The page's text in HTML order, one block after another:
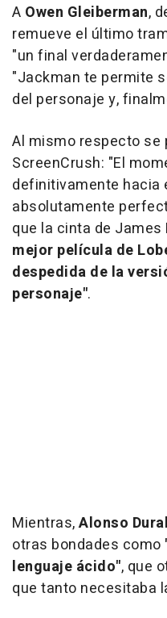
A Owen Gleiberman,
remueve el último
"un final
"Jackman te permite
del personaje y,
Al mismo respecto se
ScreenCrush: "El
definitivamente hacia
absolutamente
que la cinta de James
mejor película de
despedida de la
personaje".
Mientras,Alonso
otras bondades como
lenguaje ácido", que
que tanto necesitaba